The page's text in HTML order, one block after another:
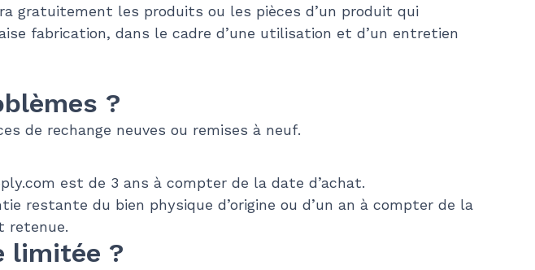
gratuitement les produits ou les pièces d’un produit qui
fabrication, dans le cadre d’une utilisation et d’un entretien
?
de rechange neuves ou remises à neuf.
est de 3 ans à compter de la date d’achat.
restante du bien physique d’origine ou d’un an à compter de la
retenue.
limitée ?